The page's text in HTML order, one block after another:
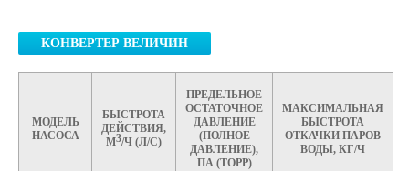
КОНВЕРТЕР ВЕЛИЧИН
МОДЕЛЬ
НАСОСА
БЫСТРОТА
ДЕЙСТВИЯ,
М3/Ч (Л/C)
ПРЕДЕЛЬНОЕ
ОСТАТОЧНОЕ
ДАВЛЕНИЕ
(ПОЛНОЕ
ДАВЛЕНИЕ),
ПА (ТОРР)
МАКСИМАЛЬНАЯ
БЫСТРОТА
ОТКАЧКИ ПАРОВ
ВОДЫ, КГ/Ч